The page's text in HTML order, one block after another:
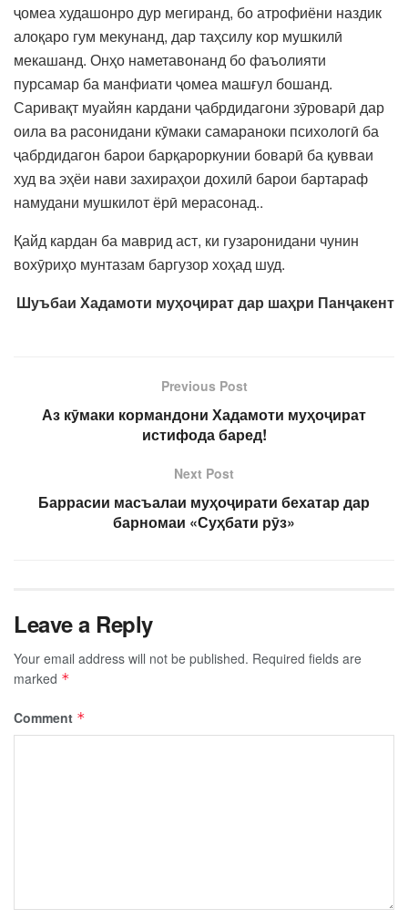
ҷомеа худашонро дур мегиранд, бо атрофиёни наздик
алоқаро гум мекунанд, дар таҳсилу кор мушкилӣ
мекашанд. Онҳо наметавонанд бо фаъолияти
пурсамар ба манфиати ҷомеа машғул бошанд.
Саривақт муайян кардани ҷабрдидагони зӯроварӣ дар
оила ва расонидани кӯмаки самараноки психологӣ ба
ҷабрдидагон барои барқароркунии боварӣ ба қувваи
худ ва эҳёи нави захираҳои дохилӣ барои бартараф
намудани мушкилот ёрӣ мерасонад..
Қайд кардан ба маврид аст, ки гузаронидани чунин
вохӯриҳо мунтазам баргузор хоҳад шуд.
Шуъбаи Хадамоти муҳоҷират дар шаҳри Панҷакент
Previous Post
Аз кӯмаки кормандони Хадамоти муҳоҷират
истифода баред!
Next Post
Баррасии масъалаи муҳоҷирати бехатар дар
барномаи «Суҳбати рӯз»
Leave a Reply
Your email address will not be published. Required fields are
marked *
Comment *